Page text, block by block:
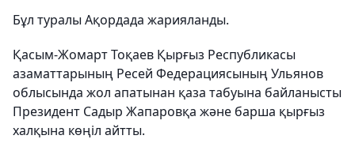
Бұл туралы Ақордада жарияланды.
Қасым-Жомарт Тоқаев Қырғыз Республикасы
азаматтарының Ресей Федерациясының Ульянов
облысында жол апатынан қаза табуына байланысты
Президент Садыр Жапаровқа және барша қырғыз
халқына көңіл айтты.